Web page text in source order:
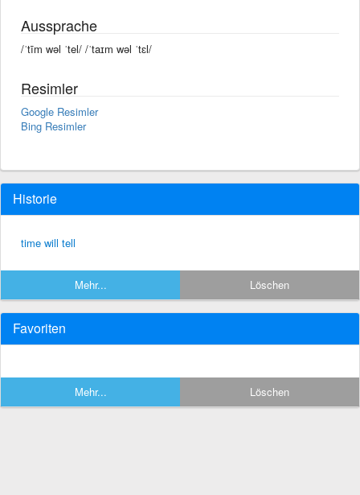
Aussprache
/ˈtīm wəl ˈtel/ /ˈtaɪm wəl ˈtɛl/
Resimler
Google Resimler
Bing Resimler
Historie
time will tell
Mehr... Löschen
Favoriten
Mehr... Löschen